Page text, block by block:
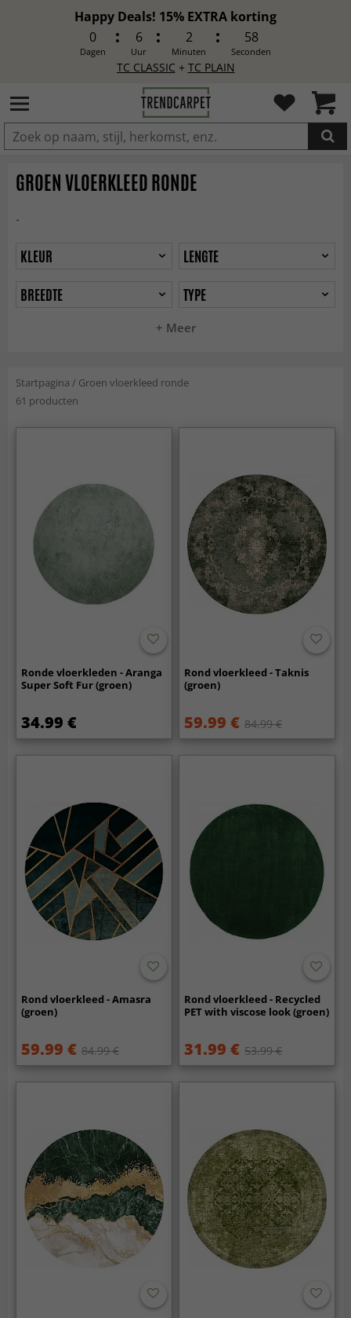
Happy Deals! 15% EXTRA korting
0
Dagen
6
Uur
2
Minuten
56
Seconden
TC CLASSIC + TC PLAIN
IN DE WINKELWAGEN GELEGD
GROEN VLOERKLEED RONDE
-
+ Meer
KLEUR
LENGTE
BREEDTE
TYPE
Startpagina / Groen vloerkleed ronde
61 producten
Ronde vloerkleden - Aranga
Super Soft Fur (groen)
34.99 €
Rond vloerkleed - Taknis
(groen)
59.99 € 84.99 €
Rond vloerkleed - Amasra
(groen)
59.99 € 84.99 €
Rond vloerkleed - Recycled
PET with viscose look (groen)
31.99 € 53.99 €